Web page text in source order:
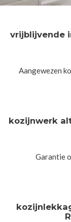
vrijblijvende
Aangewezen
kozijnwerk
Garantie